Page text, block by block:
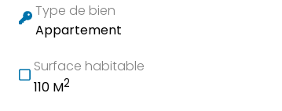
Type de bien
Appartement
Surface habitable
110 M2